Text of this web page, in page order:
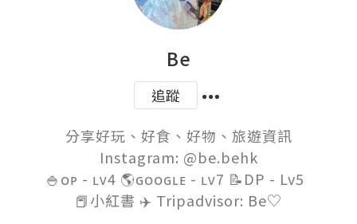
Be
追蹤
分享好玩、好食、好物、旅遊資訊
Instagram: @be.behk
🍚ᴏᴘ - ʟᴠ4 🌎ɢᴏᴏɢʟᴇ - ʟᴠ7 📝DP - Lv5